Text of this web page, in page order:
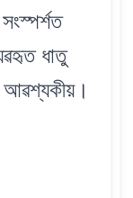
ধাতু
আৱশ্যকীয়।